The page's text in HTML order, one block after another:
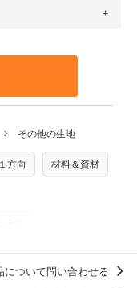
送となります。
は、4～5営業日後
り次第、順次発送
するため、
購入後
す。思っていた色味
ん。予めご了承くだ
アイテムの製作にご
用」といった記載
ての問題、クレーム
ズ）および柄がえ
用できませんのでご
よび型紙を使用して
その他の生地
方向 材料＆資材
！
について問い合わせる